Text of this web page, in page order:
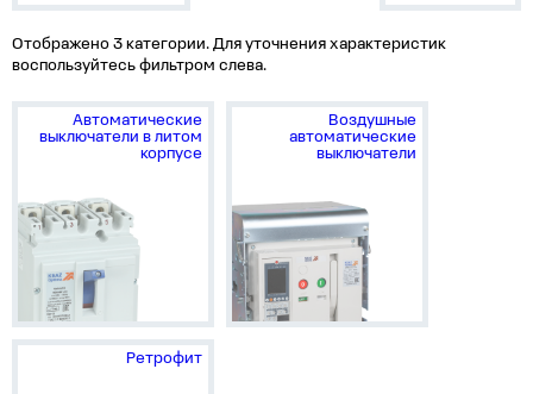
Отображено 3 категории. Для уточнения характеристик
воспользуйтесь фильтром слева.
Автоматические
выключатели в литом
корпусе
Воздушные
автоматические
выключатели
Ретрофит